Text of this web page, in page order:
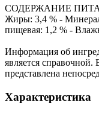
СОДЕРЖАНИЕ
Жиры: 3,4 % -
пищевая: 1,2 % -
Информация об
является
представлена
Характеристика